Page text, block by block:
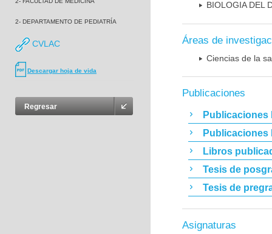
2- DEPARTAMENTO DE PEDIATRÍA
CVLAC
Descargar hoja de vida
Regresar
BIOLOGIA DEL
Áreas de
Ciencias de la
Publicaciones
Publicaciones
Publicaciones
Libros
Tesis de
Tesis de
Asignaturas